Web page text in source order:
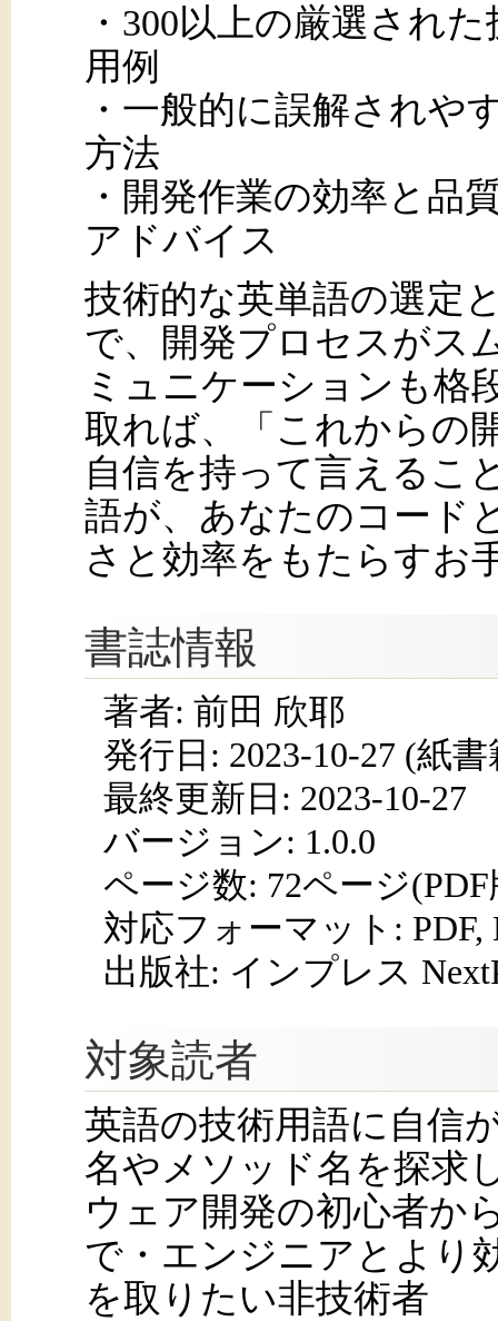
・300以上の厳選され
用例
・一般的に誤解されや
方法
・開発作業の効率と品
アドバイス
技術的な英単語の選定
で、開発プロセスがス
ミュニケーションも格
取れば、「これからの
自信を持って言えるこ
語が、あなたのコード
さと効率をもたらすお
書誌情報
著者: 前田 欣耶
発行日: 2023-10-27 (紙書
最終更新日: 2023-10-27
バージョン: 1.0.0
ページ数: 72ページ
対応フォーマット: PDF,
出版社: インプレス
対象読者
英語の技術用語に自信
名やメソッド名を探求
ウェア開発の初心者か
で・エンジニアとより
を取りたい非技術者